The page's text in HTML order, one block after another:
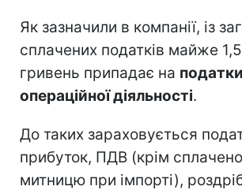
Як зазначили в компанії, із
сплачених податків майже
гривень припадає на
операційної діяльності.
До таких зараховується
прибуток, ПДВ (крім
митницю при імпорті),